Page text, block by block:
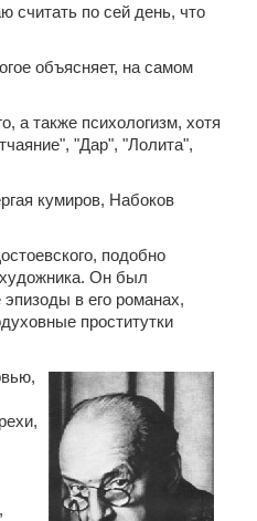
считать по сей день, что
объясняет, на самом
а также психологизм, хотя
"Дар", "Лолита",
кумиров, Набоков
подобно
художника. Он был
в его романах,
проститутки